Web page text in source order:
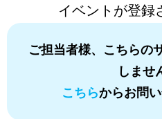
イベントが登録
ご担当者様、こちらの
しませ
こちらからお問い